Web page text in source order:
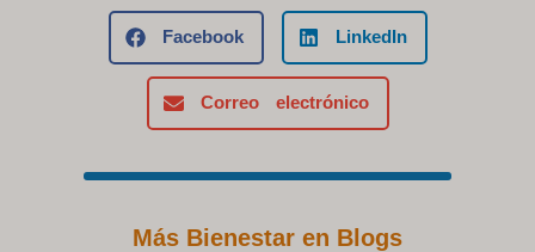
Facebook LinkedIn
Correo electrónico
Más Bienestar en Blogs